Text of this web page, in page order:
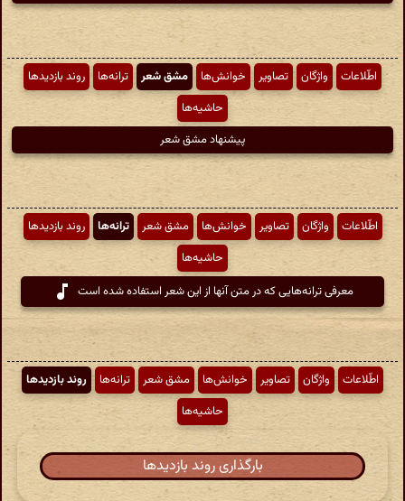
اطّلاعات واژگان تصاویر خوانش‌ها مشق شعر ترانه‌ها
روند بازدیدها
حاشیه‌ها
پیشنهاد مشق شعر
اطّلاعات واژگان تصاویر خوانش‌ها مشق شعر ترانه‌ها
روند بازدیدها
حاشیه‌ها
معرفی ترانه‌هایی که در متن آنها از این شعر استفاده شده است
اطّلاعات واژگان تصاویر خوانش‌ها مشق شعر ترانه‌ها
روند بازدیدها
حاشیه‌ها
بارگذاری روند بازدیدها